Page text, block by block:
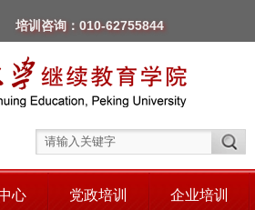
培训咨询：010-62755844
心 党政培训 企业培训